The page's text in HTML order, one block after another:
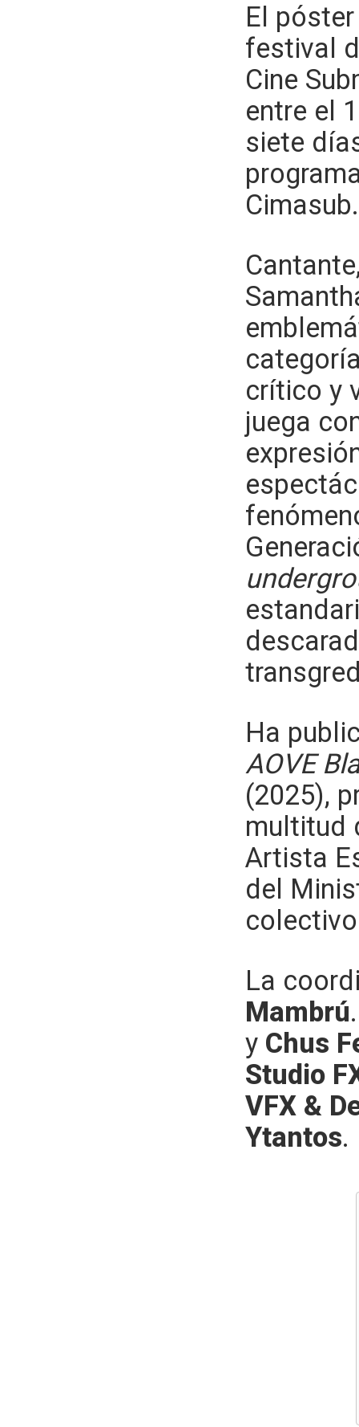
El
festival
Cine
entre el
siete
Cimasub.
crítico y
juega
Ha
AOVE
(2025),
multitud
Artista
del
La
Mambrú
y Chus
Studio
VFX &
Ytantos.